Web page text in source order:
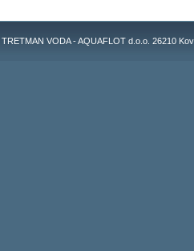
VODA - AQUAFLOT d.o.o. 26210